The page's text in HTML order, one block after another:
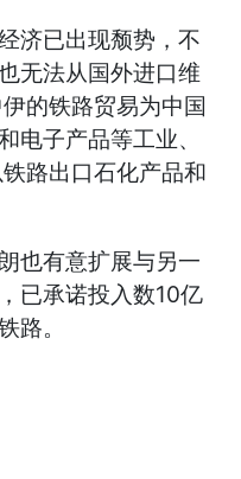
济已出现颓势，不
无法从国外进口维
的铁路贸易为中国
电子产品等工业、
路出口石化产品和
也有意扩展与另一
已承诺投入数10亿
路。